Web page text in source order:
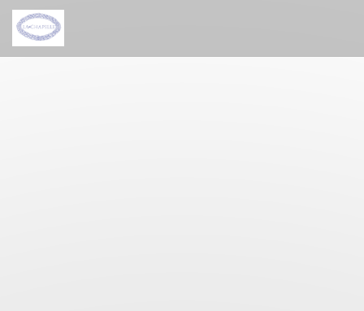
Personalizing your cookie choices